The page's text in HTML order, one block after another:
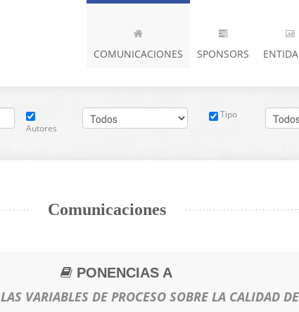
COMUNICACIONES SPONSORS
Autores
Tipo
Comunicaciones
PONENCIAS A
VARIABLES DE PROCESO SOBRE LA CALIDAD